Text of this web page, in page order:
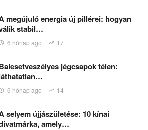
megújuló energia új pillérei: hogyan
stabil…
6 hónap ago 17
Balesetveszélyes jégcsapok télen:
láthatatlan…
6 hónap ago 14
selyem újjászületése: 10 kínai
amely…